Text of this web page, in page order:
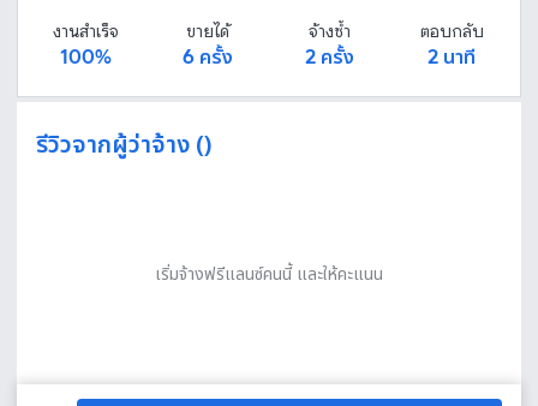
งานสำเร็จ
100%
ขายได้
6 ครั้ง
จ้างซ้ำ
2 ครั้ง
ตอบกลับ
2 นาที
รีวิวจากผู้ว่าจ้าง ()
เริ่มจ้างฟรีแลนซ์คนนี้ และให้คะแนน